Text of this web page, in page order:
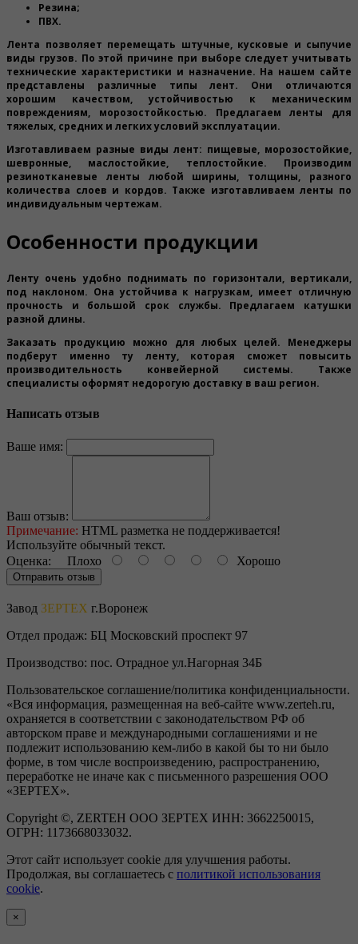
Резина;
ПВХ.
Лента позволяет перемещать штучные, кусковые и сыпучие
виды грузов. По этой причине при выборе следует учитывать
технические характеристики и назначение. На нашем сайте
представлены различные типы лент. Они отличаются
хорошим качеством, устойчивостью к механическим
повреждениям, морозостойкостью. Предлагаем ленты для
тяжелых, средних и легких условий эксплуатации.
Изготавливаем разные виды лент: пищевые, морозостойкие,
шевронные, маслостойкие, теплостойкие. Производим
резинотканевые ленты любой ширины, толщины, разного
количества слоев и кордов. Также изготавливаем ленты по
индивидуальным чертежам.
Особенности продукции
Ленту очень удобно поднимать по горизонтали, вертикали,
под наклоном. Она устойчива к нагрузкам, имеет отличную
прочность и большой срок службы. Предлагаем катушки
разной длины.
Заказать продукцию можно для любых целей. Менеджеры
подберут именно ту ленту, которая сможет повысить
производительность конвейерной системы. Также
специалисты оформят недорогую доставку в ваш регион.
Написать отзыв
Ваше имя:
Ваш отзыв:
Примечание: HTML разметка не поддерживается!
Используйте обычный текст.
Оценка: Плохо Хорошо
Отправить отзыв
Завод ЗЕРТЕХ г.Воронеж
Отдел продаж: БЦ Московский проспект 97
Производство: пос. Отрадное ул.Нагорная 34Б
Пользовательское соглашение/политика конфиденциальности.
«Вся информация, размещенная на веб-сайте www.zerteh.ru,
охраняется в соответствии с законодательством РФ об
авторском праве и международными соглашениями и не
подлежит использованию кем-либо в какой бы то ни было
форме, в том числе воспроизведению, распространению,
переработке не иначе как с письменного разрешения ООО
«ЗЕРТЕХ».
Copyright ©, ZERTEH ООО ЗЕРТЕХ ИНН: 3662250015,
ОГРН: 1173668033032.
Этот сайт использует cookie для улучшения работы.
Продолжая, вы соглашаетесь с политикой использования
cookie.
×